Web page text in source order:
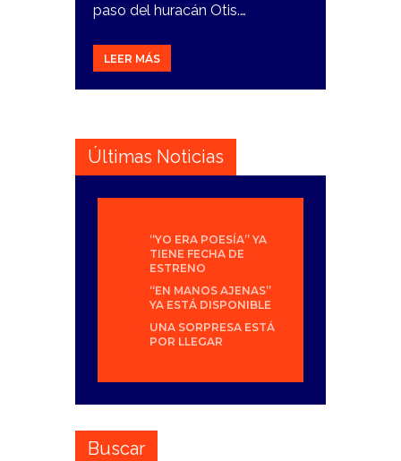
paso del huracán Otis.…
LEER MÁS
Últimas Noticias
“YO ERA POESÍA” YA
TIENE FECHA DE
ESTRENO
“EN MANOS AJENAS”
YA ESTÁ DISPONIBLE
UNA SORPRESA ESTÁ
POR LLEGAR
Buscar